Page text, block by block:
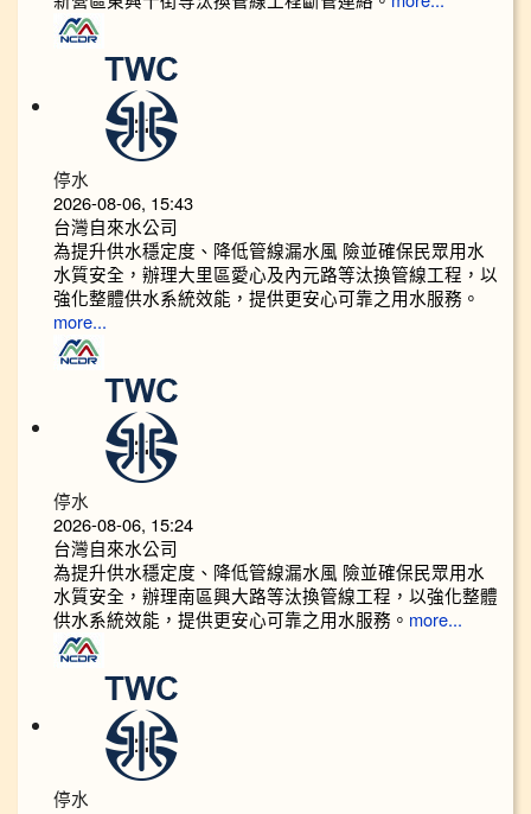
停水
2026-08-06, 15:43
台灣自來水公司
為提升供水穩定度、降低管線漏水風 險並確保民眾用水
水質安全，辦理大里區愛心及內元路等汰換管線工程，以
強化整體供水系統效能，提供更安心可靠之用水服務。
more...
停水
2026-08-06, 15:24
台灣自來水公司
為提升供水穩定度、降低管線漏水風 險並確保民眾用水
水質安全，辦理南區興大路等汰換管線工程，以強化整體
供水系統效能，提供更安心可靠之用水服務。 more...
停水